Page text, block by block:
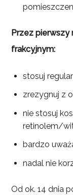
Przez pierwszy
frakcyjnym:
stosuj
zrezygnuj z
nie stosuj
retinolem/
bardzo
nadal nie
Od ok. 14 dnia